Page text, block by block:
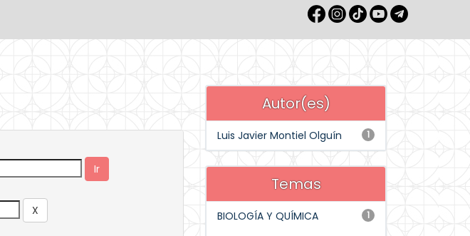
Autor(es)
1
Luis Javier Montiel Olguín
Temas
1
BIOLOGÍA Y QUÍMICA